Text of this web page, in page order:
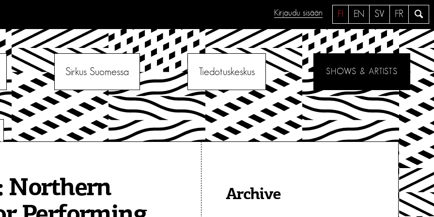
a
e
FI EN SV FR
Kirjaudu sisään
Sirkus Suomessa Tiedotuskeskus SHOWS & ARTISTS
Northern
Archive